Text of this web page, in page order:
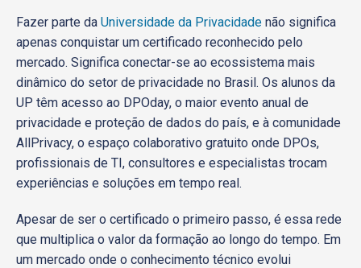
Fazer parte da Universidade da Privacidade não significa
apenas conquistar um certificado reconhecido pelo
mercado. Significa conectar-se ao ecossistema mais
dinâmico do setor de privacidade no Brasil. Os alunos da
UP têm acesso ao DPOday, o maior evento anual de
privacidade e proteção de dados do país, e à comunidade
AllPrivacy, o espaço colaborativo gratuito onde DPOs,
profissionais de TI, consultores e especialistas trocam
experiências e soluções em tempo real.
Apesar de ser o certificado o primeiro passo, é essa rede
que multiplica o valor da formação ao longo do tempo. Em
um mercado onde o conhecimento técnico evolui